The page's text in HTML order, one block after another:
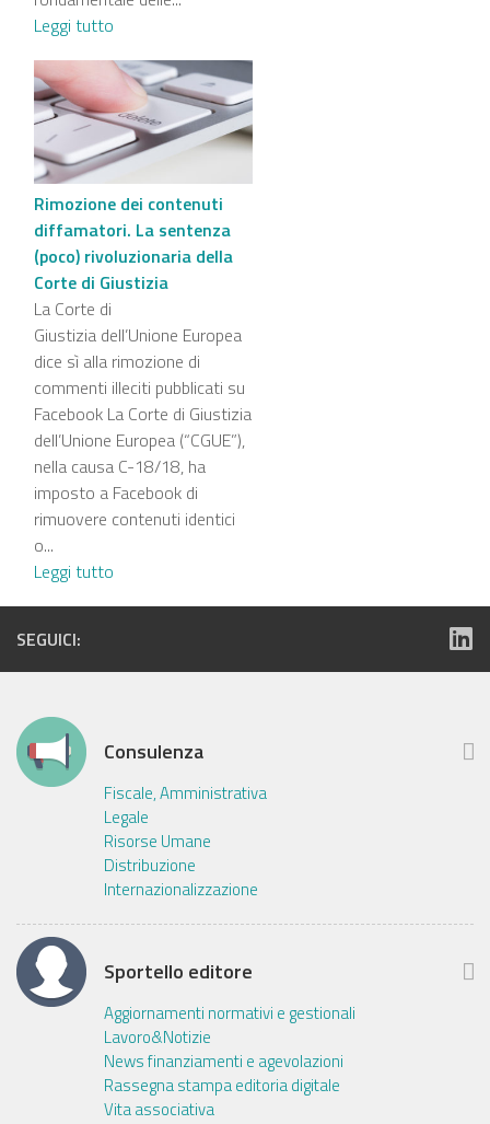
Leggi tutto
Rimozione dei contenuti
diffamatori. La sentenza
(poco) rivoluzionaria della
Corte di Giustizia
La Corte di
Giustizia dell’Unione Europea
dice sì alla rimozione di
commenti illeciti pubblicati su
Facebook La Corte di Giustizia
dell’Unione Europea (“CGUE”),
nella causa C-18/18, ha
imposto a Facebook di
rimuovere contenuti identici
o...
Leggi tutto
SEGUICI:
Consulenza
Fiscale, Amministrativa
Legale
Risorse Umane
Distribuzione
Internazionalizzazione
Sportello editore
Aggiornamenti normativi e gestionali
Lavoro&Notizie
News finanziamenti e agevolazioni
Rassegna stampa editoria digitale
Vita associativa